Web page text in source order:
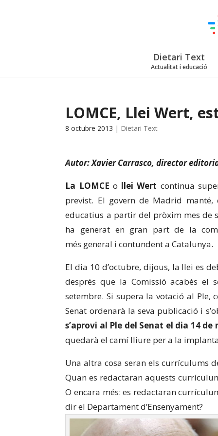
Dietari Text
Actualitat i educació
LOMCE, Llei Wert,
8 octubre 2013 | Dietari Text
Autor: Xavier Carrasco, director
La LOMCE o llei Wert continua
previst. El govern de Madrid
educatius a partir del pròxim mes de
ha generat en gran part de la
més general i contundent a Catalunya.
El dia 10 d’octubre, dijous, la llei es
després que la Comissió acabés el
setembre. Si supera la votació al Ple,
Senat ordenarà la seva publicació i
s’aprovi al Ple del Senat el dia 14
quedarà el camí lliure per a la
Una altra cosa seran els currículums
Quan es redactaran aquests
O encara més: es redactaran
dir el Departament d’Ensenyament?